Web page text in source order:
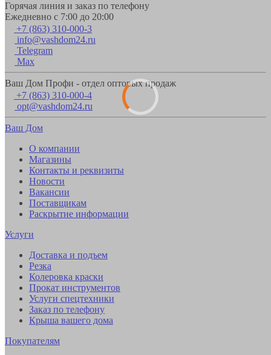
Горячая линия и заказ по телефону
Ежедневно с 7:00 до 20:00
+7 (863) 310-000-3
info@vashdom24.ru
Telegram
Max
Ваш Дом Профи - отдел оптовых продаж
+7 (863) 310-000-4
opt@vashdom24.ru
Ваш Дом
О компании
Магазины
Контакты и реквизиты
Новости
Вакансии
Поставщикам
Раскрытие информации
Услуги
Доставка и подъем
Резка
Колеровка краски
Прокат инструментов
Услуги спецтехники
Заказ по телефону
Крыша вашего дома
Покупателям